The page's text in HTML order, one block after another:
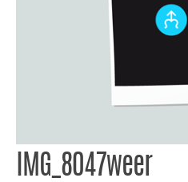
IMG_8047weer